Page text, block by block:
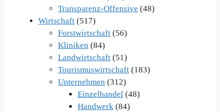
Transparenz-Offensive (48)
Wirtschaft (517)
Forstwirtschaft (56)
Kliniken (84)
Landwirtschaft (51)
Tourismuswirtschaft (183)
Unternehmen (312)
Einzelhandel (48)
Handwerk (84)